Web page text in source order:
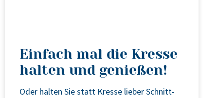
Einfach mal die Kresse
halten und genießen!
Oder hal­ten Sie statt Kres­se lie­ber Schnitt­